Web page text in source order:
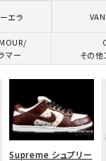
エラ
マー
その他
Supreme シュプリー